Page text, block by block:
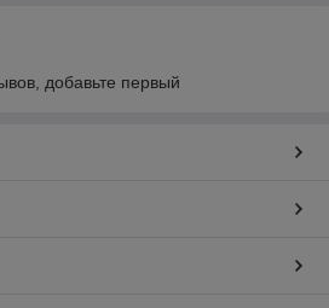
добавьте первый